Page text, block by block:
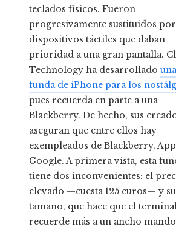
teclados físicos. Fueron
progresivamente sustituidos por
dispositivos táctiles que daban
prioridad a una gran pantalla.
Technology ha desarrollado una
funda de iPhone para los
pues recuerda en parte a una
Blackberry. De hecho, sus
aseguran que entre ellos hay
exempleados de Blackberry,
Google. A primera vista, esta
tiene dos inconvenientes: el
elevado —cuesta 125 euros— y
tamaño, que hace que el
recuerde más a un ancho